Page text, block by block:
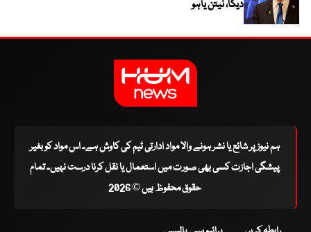
دیگا، نیتن یاہو
ہم نیوز پر شائع یا نشر ہونے والا مواد ادارتی ٹیم کی کاوش ہے۔ اس مواد کو بغیر
پیشگی اجازت کسی بھی صورت میں استعمال یا نقل کرنا درست نہیں۔ تمام
حقوق محفوظ ہیں © 2026